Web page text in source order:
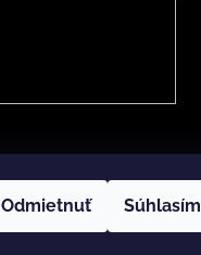
Odmietnuť Súhlasím